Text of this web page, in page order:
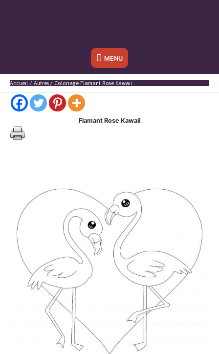
Sous
l'en-
MENU
Accueil Autres Coloriage Flamant Rose Kawaii
Flamant Rose Kawaii